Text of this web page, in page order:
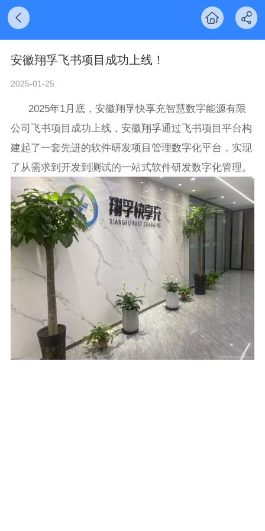
安徽翔孚飞书项目成功上线！
2025-01-25
2025年1月底，安徽翔孚快享充智慧数字能源有限
公司飞书项目成功上线，安徽翔孚通过飞书项目平台构
建起了一套先进的软件研发项目管理数字化平台，实现
了从需求到开发到测试的一站式软件研发数字化管理。